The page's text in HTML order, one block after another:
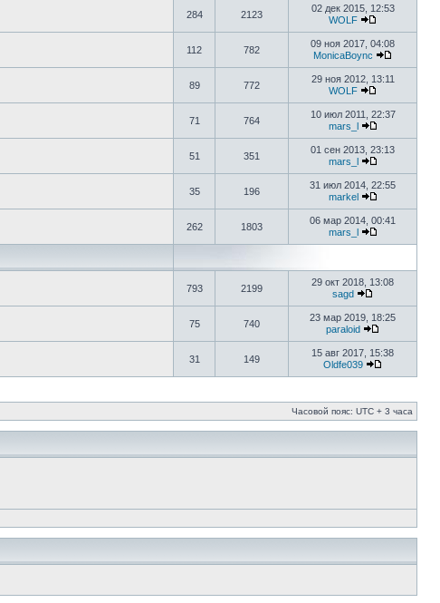
284 2123
02 дек 2015, 12:53
WOLF
112 782
09 ноя 2017, 04:08
MonicaBoync
89 772
29 ноя 2012, 13:11
WOLF
71 764
10 июл 2011, 22:37
mars_l
51 351
01 сен 2013, 23:13
mars_l
35 196
31 июл 2014, 22:55
markel
262 1803
06 мар 2014, 00:41
mars_l
793 2199
29 окт 2018, 13:08
sagd
75 740
23 мар 2019, 18:25
paraloid
31 149
15 авг 2017, 15:38
Oldfe039
Часовой пояс: UTC + 3 часа